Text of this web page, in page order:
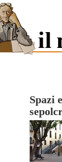
Spazi